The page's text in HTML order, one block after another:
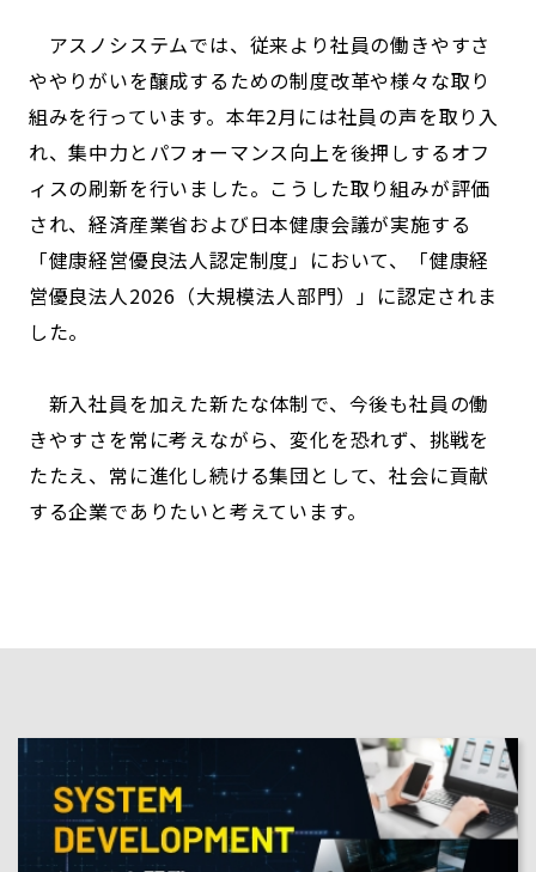
アスノシステムでは、従来より社員の働きやすさ
ややりがいを醸成するための制度改革や様々な取り
組みを行っています。本年2月には社員の声を取り入
れ、集中力とパフォーマンス向上を後押しするオフ
ィスの刷新を行いました。こうした取り組みが評価
され、経済産業省および日本健康会議が実施する
「健康経営優良法人認定制度」において、「健康経
営優良法人2026（大規模法人部門）」に認定されま
した。
新入社員を加えた新たな体制で、今後も社員の働
きやすさを常に考えながら、変化を恐れず、挑戦を
たたえ、常に進化し続ける集団として、社会に貢献
する企業でありたいと考えています。